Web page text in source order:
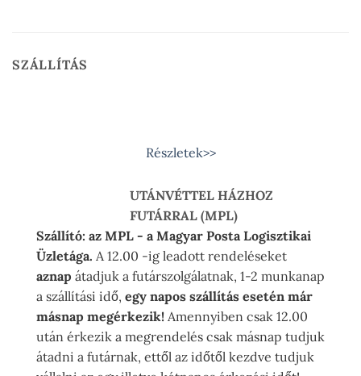
SZÁLLÍTÁS
Részletek>>
UTÁNVÉTTEL HÁZHOZ
FUTÁRRAL (MPL)
Szállító: az MPL - a Magyar Posta Logisztikai
Üzletága. A 12.00 -ig leadott rendeléseket
aznap átadjuk a futárszolgálatnak, 1-2 munkanap
a szállítási idő, egy napos szállítás esetén már
másnap megérkezik! Amennyiben csak 12.00
után érkezik a megrendelés csak másnap tudjuk
átadni a futárnak, ettől az időtől kezdve tudjuk